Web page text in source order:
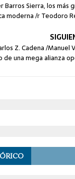
Barros Sierra, los más
moderna /r Teodoro
Z. Cadena /Manuel
de una mega alianza